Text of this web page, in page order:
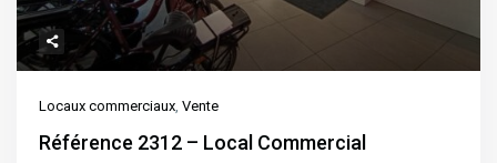
Locaux commerciaux, Vente
Référence 2312 – Local Commercial